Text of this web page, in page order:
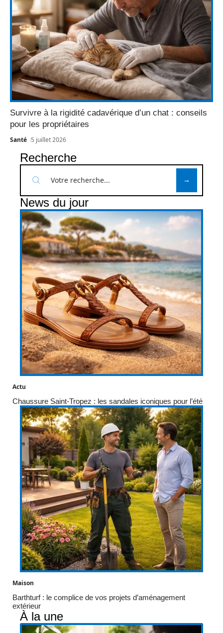
Survivre à la rigidité cadavérique d’un chat : conseils
pour les propriétaires
Santé 5 juillet 2026
Recherche
News du jour
Actu
Chaussure Saint-Tropez : les sandales iconiques pour l’été
Maison
Barthturf : le complice de vos projets d’aménagement
extérieur
À la une